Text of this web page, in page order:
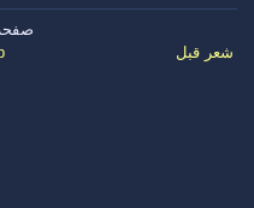
شعر قبل
b